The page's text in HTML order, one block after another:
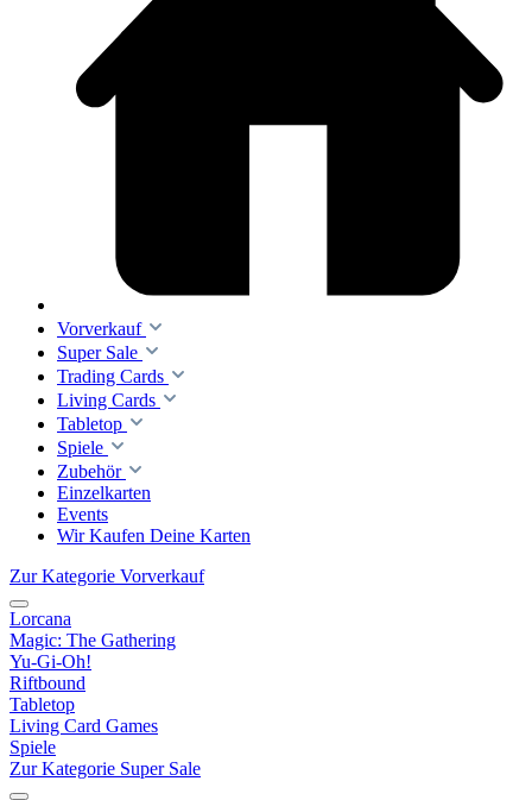
Vorverkauf
Super Sale
Trading Cards
Living Cards
Tabletop
Spiele
Zubehör
Einzelkarten
Events
Wir Kaufen Deine Karten
Zur Kategorie Vorverkauf
Lorcana
Magic: The Gathering
Yu-Gi-Oh!
Riftbound
Tabletop
Living Card Games
Spiele
Zur Kategorie Super Sale